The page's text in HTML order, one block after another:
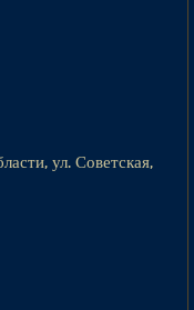
ул. Советская,